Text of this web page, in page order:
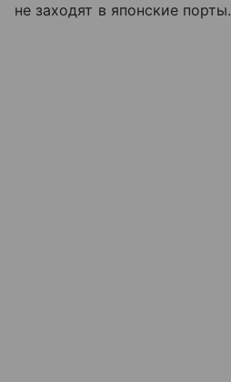
не заходят в японские порты.